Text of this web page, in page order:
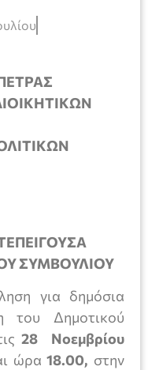
ΣΥΜΒΟΥΛΙΟΥ
για δημόσια
του Δημοτικού
28
Νοεμβρίου
ώρα18.00, στην